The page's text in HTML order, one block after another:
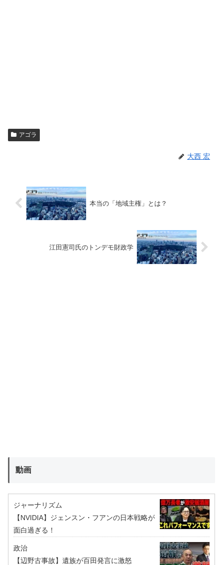
アゴラ
大西 宏
本当の「地域主権」とは？
江田憲司氏のトンデモ財政学
動画
ジャーナリズム
【NVIDIA】ジェンスン・フアンの日本戦略が
面白過ぎる！
政治
【辺野古事故】遺族が百田発言に激怒